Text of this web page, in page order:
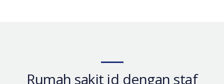
Rumah sakit id dengan staf